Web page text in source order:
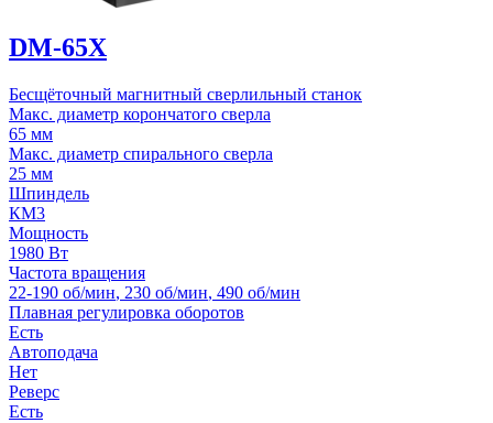
DM-65X
Бесщёточный магнитный сверлильный станок
Макс. диаметр корончатого сверла
65 мм
Макс. диаметр спирального сверла
25 мм
Шпиндель
КМ3
Мощность
1980 Вт
Частота вращения
22-190 об/мин, 230 об/мин, 490 об/мин
Плавная регулировка оборотов
Есть
Автоподача
Нет
Реверс
Есть